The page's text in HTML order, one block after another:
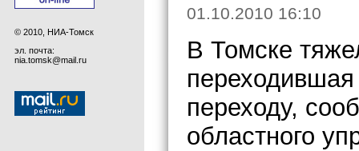
© 2010, НИА-Томск
эл. почта:
nia.tomsk@mail.ru
01.10.2010 16:10
В Томске
переходу,
областного